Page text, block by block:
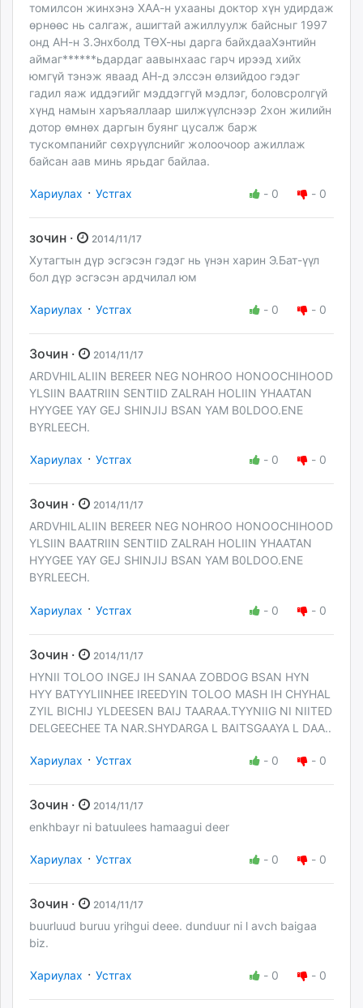
томилсон жинхэнэ ХАА-н ухааны доктор хүн удирдаж
өрнөөс нь салгаж, ашигтай ажиллуулж байсныг 1997
онд АН-н З.Энхболд ТӨХ-ны дарга байхдааХэнтийн
аймаг******ьдардаг аавынхаас гарч ирээд хийх
юмгүй тэнэж яваад АН-д элссэн өлзийдоо гэдэг
гадил яаж иддэгийг мэддэггүй мэдлэг, боловсролгүй
хүнд намын харъяаллаар шилжүүлснээр 2хон жилийн
дотор өмнөх даргын буянг цусалж барж
тускомпанийг сөхрүүлснийг жолоочоор ажиллаж
байсан аав минь ярьдаг байлаа.
Хариулах · Устгах - 0 - 0
зочин · 2014/11/17
Хутагтын дүр эсгэсэн гэдэг нь үнэн харин Э.Бат-үүл
бол дүр эсгэсэн ардчилал юм
Хариулах · Устгах - 0 - 0
Зочин · 2014/11/17
ARDVHILALIIN BEREER NEG NOHROO HONOOCHIHOOD
YLSIIN BAATRIIN SENTIID ZALRAH HOLIIN YHAATAN
HYYGEE YAY GEJ SHINJIJ BSAN YAM B0LDOO.ENE
BYRLEECH.
Хариулах · Устгах - 0 - 0
Зочин · 2014/11/17
ARDVHILALIIN BEREER NEG NOHROO HONOOCHIHOOD
YLSIIN BAATRIIN SENTIID ZALRAH HOLIIN YHAATAN
HYYGEE YAY GEJ SHINJIJ BSAN YAM B0LDOO.ENE
BYRLEECH.
Хариулах · Устгах - 0 - 0
Зочин · 2014/11/17
HYNII TOLOO INGEJ IH SANAA ZOBDOG BSAN HYN
HYY BATYYLIINHEE IREEDYIN TOLOO MASH IH CHYHAL
ZYIL BICHIJ YLDEESEN BAIJ TAARAA.TYYNIIG NI NIITED
DELGEECHEE TA NAR.SHYDARGA L BAITSGAAYA L DAA..
Хариулах · Устгах - 0 - 0
Зочин · 2014/11/17
enkhbayr ni batuulees hamaagui deer
Хариулах · Устгах - 0 - 0
Зочин · 2014/11/17
buurluud buruu yrihgui deee. dunduur ni l avch baigaa
biz.
Хариулах · Устгах - 0 - 0